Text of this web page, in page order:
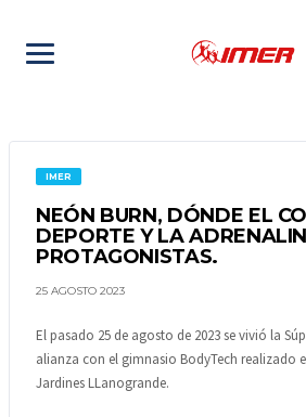
IMER
NEÓN BURN, DÓNDE EL
DEPORTE Y LA
PROTAGONISTAS.
25 AGOSTO 2023
El pasado 25 de agosto de 2023 se vivió la
alianza con el gimnasio BodyTech realizado
Jardines LLanogrande.